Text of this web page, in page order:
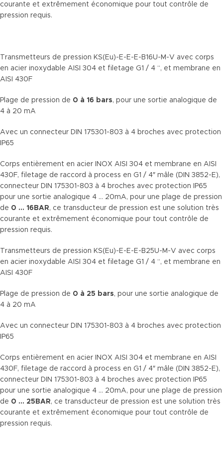
courante et extrêmement économique pour tout contrôle de
pression requis.
Transmetteurs de pression KS(Eu)-E-E-E-B16U-M-V avec corps
en acier inoxydable AISI 304 et filetage G1 / 4 “, et membrane en
AISI 430F
Plage de pression de 0 à 16 bars, pour une sortie analogique de
4 à 20 mA
Avec un connecteur DIN 175301-803 à 4 broches avec protection
IP65
Corps entièrement en acier INOX AISI 304 et membrane en AISI
430F, filetage de raccord à process en G1 / 4″ mâle (DIN 3852-E),
connecteur DIN 175301-803 à 4 broches avec protection IP65
pour une sortie analogique 4 … 20mA, pour une plage de pression
de 0 … 16BAR, ce transducteur de pression est une solution très
courante et extrêmement économique pour tout contrôle de
pression requis.
Transmetteurs de pression KS(Eu)-E-E-E-B25U-M-V avec corps
en acier inoxydable AISI 304 et filetage G1 / 4 “, et membrane en
AISI 430F
Plage de pression de 0 à 25 bars, pour une sortie analogique de
4 à 20 mA
Avec un connecteur DIN 175301-803 à 4 broches avec protection
IP65
Corps entièrement en acier INOX AISI 304 et membrane en AISI
430F, filetage de raccord à process en G1 / 4″ mâle (DIN 3852-E),
connecteur DIN 175301-803 à 4 broches avec protection IP65
pour une sortie analogique 4 … 20mA, pour une plage de pression
de 0 … 25BAR, ce transducteur de pression est une solution très
courante et extrêmement économique pour tout contrôle de
pression requis.